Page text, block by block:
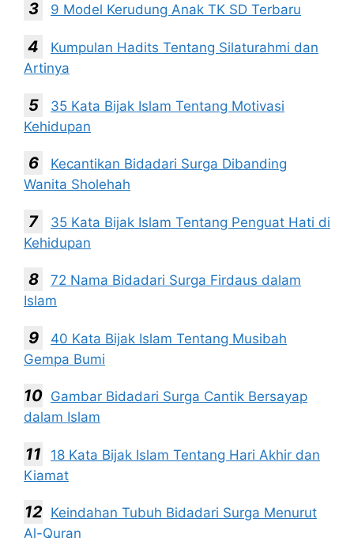
9 Model Kerudung Anak TK SD Terbaru
Kumpulan Hadits Tentang Silaturahmi dan
Artinya
35 Kata Bijak Islam Tentang Motivasi
Kehidupan
Kecantikan Bidadari Surga Dibanding
Wanita Sholehah
35 Kata Bijak Islam Tentang Penguat Hati di
Kehidupan
72 Nama Bidadari Surga Firdaus dalam
Islam
40 Kata Bijak Islam Tentang Musibah
Gempa Bumi
Gambar Bidadari Surga Cantik Bersayap
dalam Islam
18 Kata Bijak Islam Tentang Hari Akhir dan
Kiamat
Keindahan Tubuh Bidadari Surga Menurut
Al-Quran